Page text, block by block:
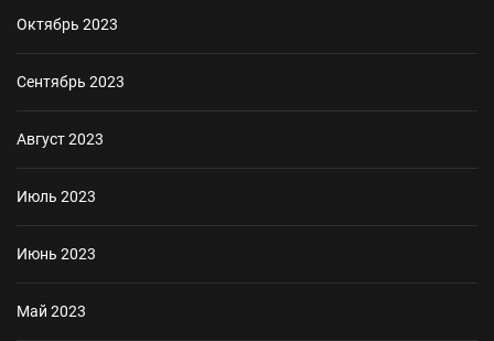
Октябрь 2023
Сентябрь 2023
Август 2023
Июль 2023
Июнь 2023
Май 2023